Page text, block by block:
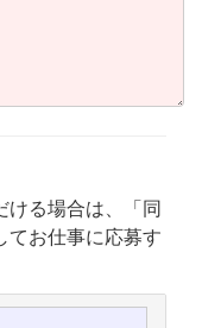
ける場合は、「同
てお仕事に応募す